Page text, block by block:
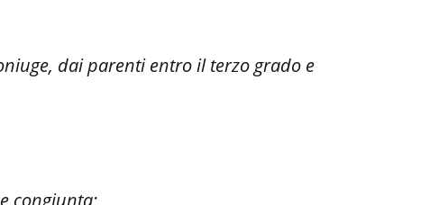
dai parenti entro il terzo grado e
congiunta;